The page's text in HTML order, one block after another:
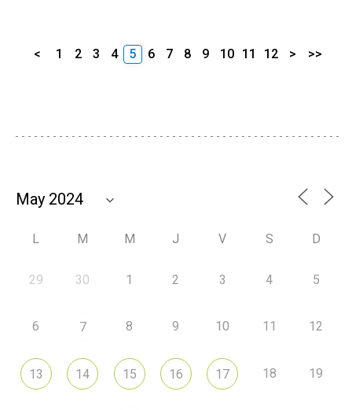
< 1 2 3 4 5 6 7 8 9 10 11 12 > >>
L M M J V S D
29 30 1 2 3 4 5
6 7 8 9 10 11 12
13 14 15 16 17 18 19